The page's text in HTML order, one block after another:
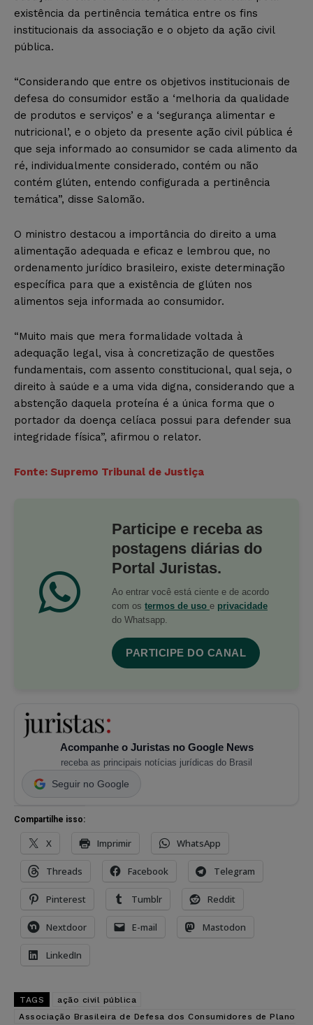
existência da pertinência temática entre os fins
institucionais da associação e o objeto da ação civil
pública.
“Considerando que entre os objetivos institucionais de
defesa do consumidor estão a ‘melhoria da qualidade
de produtos e serviços’ e a ‘segurança alimentar e
nutricional’, e o objeto da presente ação civil pública é
que seja informado ao consumidor se cada alimento da
ré, individualmente considerado, contém ou não
contém glúten, entendo configurada a pertinência
temática”, disse Salomão.
O ministro destacou a importância do direito a uma
alimentação adequada e eficaz e lembrou que, no
ordenamento jurídico brasileiro, existe determinação
específica para que a existência de glúten nos
alimentos seja informada ao consumidor.
“Muito mais que mera formalidade voltada à
adequação legal, visa à concretização de questões
fundamentais, com assento constitucional, qual seja, o
direito à saúde e a uma vida digna, considerando que a
abstenção daquela proteína é a única forma que o
portador da doença celíaca possui para defender sua
integridade física”, afirmou o relator.
Fonte: Supremo Tribunal de Justiça
Participe e receba as
postagens diárias do
Portal Juristas.
Ao entrar você está ciente e de acordo
com os termos de uso e privacidade
do Whatsapp.
PARTICIPE DO CANAL
Acompanhe o Juristas no Google News
receba as principais notícias jurídicas do Brasil
Seguir no Google
Compartilhe isso:
X Imprimir WhatsApp
Threads Facebook Telegram
Pinterest Tumblr Reddit
Nextdoor E-mail Mastodon
LinkedIn
TAGS
ação civil pública
Associação Brasileira de Defesa dos Consumidores de Plano